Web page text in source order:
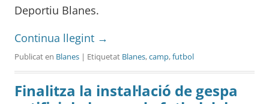
Deportiu Blanes.
Continua llegint →
Publicat en Blanes | Etiquetat Blanes,camp,futbol
Finalitza la instal·lació de gespa